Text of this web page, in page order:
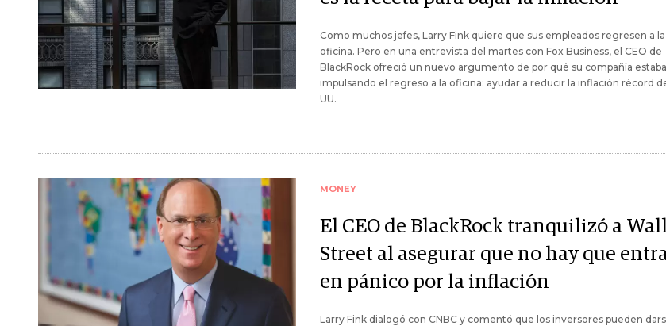
Como muchos jefes, Larry Fink quiere que sus empleados regresen a la
oficina. Pero en una entrevista del martes con Fox Business, el CEO de
BlackRock ofreció un nuevo argumento de por qué su compañía estaba
impulsando el regreso a la oficina: ayudar a reducir la inflación récord
UU.
MONEY
El CEO de BlackRock tranquilizó a Wall
Street al asegurar que no hay que
en pánico por la inflación
Larry Fink dialogó con CNBC y comentó que los inversores pueden